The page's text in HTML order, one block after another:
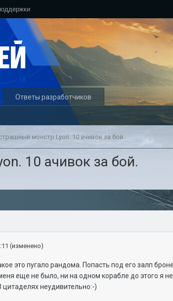
Ответы разработчиков
монстр Lyon. 10 ачивок за бой.
10 ачивок за бой.
(изменено)
это пугало рандома. Попасть под его залп
еще не было, ни на одном корабле до этого я
неудивительно:-)